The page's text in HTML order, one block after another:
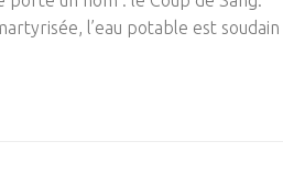
l’eau potable est soudain